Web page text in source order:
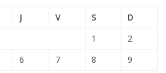
J V S
D
1
2
6 7 8
9